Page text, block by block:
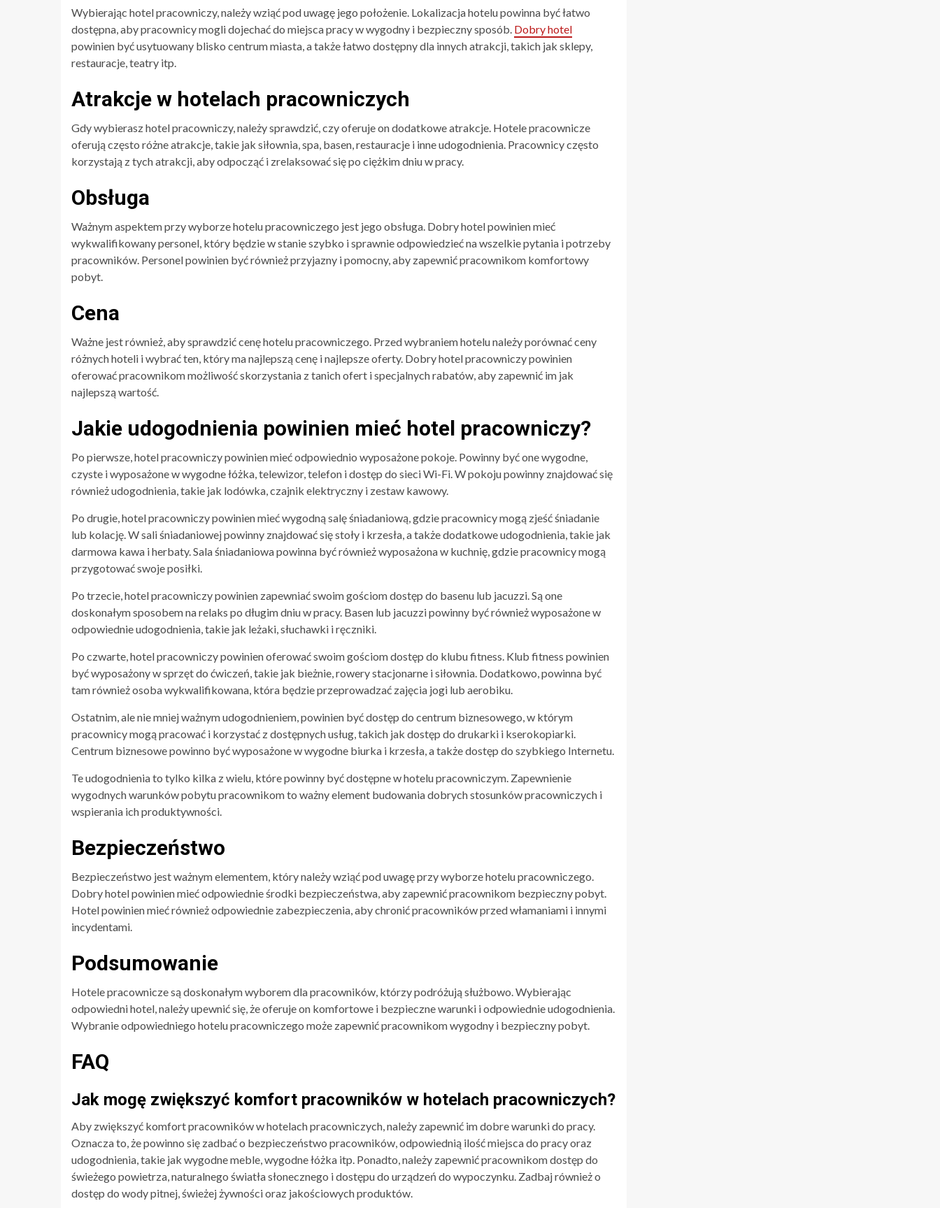
Wybierając hotel pracowniczy, należy wziąć pod uwagę jego położenie. Lokalizacja hotelu powinna być łatwo
dostępna, aby pracownicy mogli dojechać do miejsca pracy w wygodny i bezpieczny sposób. Dobry hotel
powinien być usytuowany blisko centrum miasta, a także łatwo dostępny dla innych atrakcji, takich jak sklepy,
restauracje, teatry itp.
Atrakcje w hotelach pracowniczych
Gdy wybierasz hotel pracowniczy, należy sprawdzić, czy oferuje on dodatkowe atrakcje. Hotele pracownicze
oferują często różne atrakcje, takie jak siłownia, spa, basen, restauracje i inne udogodnienia. Pracownicy często
korzystają z tych atrakcji, aby odpocząć i zrelaksować się po ciężkim dniu w pracy.
Obsługa
Ważnym aspektem przy wyborze hotelu pracowniczego jest jego obsługa. Dobry hotel powinien mieć
wykwalifikowany personel, który będzie w stanie szybko i sprawnie odpowiedzieć na wszelkie pytania i potrzeby
pracowników. Personel powinien być również przyjazny i pomocny, aby zapewnić pracownikom komfortowy
pobyt.
Cena
Ważne jest również, aby sprawdzić cenę hotelu pracowniczego. Przed wybraniem hotelu należy porównać ceny
różnych hoteli i wybrać ten, który ma najlepszą cenę i najlepsze oferty. Dobry hotel pracowniczy powinien
oferować pracownikom możliwość skorzystania z tanich ofert i specjalnych rabatów, aby zapewnić im jak
najlepszą wartość.
Jakie udogodnienia powinien mieć hotel pracowniczy?
Po pierwsze, hotel pracowniczy powinien mieć odpowiednio wyposażone pokoje. Powinny być one wygodne,
czyste i wyposażone w wygodne łóżka, telewizor, telefon i dostęp do sieci Wi-Fi. W pokoju powinny znajdować się
również udogodnienia, takie jak lodówka, czajnik elektryczny i zestaw kawowy.
Po drugie, hotel pracowniczy powinien mieć wygodną salę śniadaniową, gdzie pracownicy mogą zjeść śniadanie
lub kolację. W sali śniadaniowej powinny znajdować się stoły i krzesła, a także dodatkowe udogodnienia, takie jak
darmowa kawa i herbaty. Sala śniadaniowa powinna być również wyposażona w kuchnię, gdzie pracownicy mogą
przygotować swoje posiłki.
Po trzecie, hotel pracowniczy powinien zapewniać swoim gościom dostęp do basenu lub jacuzzi. Są one
doskonałym sposobem na relaks po długim dniu w pracy. Basen lub jacuzzi powinny być również wyposażone w
odpowiednie udogodnienia, takie jak leżaki, słuchawki i ręczniki.
Po czwarte, hotel pracowniczy powinien oferować swoim gościom dostęp do klubu fitness. Klub fitness powinien
być wyposażony w sprzęt do ćwiczeń, takie jak bieżnie, rowery stacjonarne i siłownia. Dodatkowo, powinna być
tam również osoba wykwalifikowana, która będzie przeprowadzać zajęcia jogi lub aerobiku.
Ostatnim, ale nie mniej ważnym udogodnieniem, powinien być dostęp do centrum biznesowego, w którym
pracownicy mogą pracować i korzystać z dostępnych usług, takich jak dostęp do drukarki i kserokopiarki.
Centrum biznesowe powinno być wyposażone w wygodne biurka i krzesła, a także dostęp do szybkiego Internetu.
Te udogodnienia to tylko kilka z wielu, które powinny być dostępne w hotelu pracowniczym. Zapewnienie
wygodnych warunków pobytu pracownikom to ważny element budowania dobrych stosunków pracowniczych i
wspierania ich produktywności.
Bezpieczeństwo
Bezpieczeństwo jest ważnym elementem, który należy wziąć pod uwagę przy wyborze hotelu pracowniczego.
Dobry hotel powinien mieć odpowiednie środki bezpieczeństwa, aby zapewnić pracownikom bezpieczny pobyt.
Hotel powinien mieć również odpowiednie zabezpieczenia, aby chronić pracowników przed włamaniami i innymi
incydentami.
Podsumowanie
Hotele pracownicze są doskonałym wyborem dla pracowników, którzy podróżują służbowo. Wybierając
odpowiedni hotel, należy upewnić się, że oferuje on komfortowe i bezpieczne warunki i odpowiednie udogodnienia.
Wybranie odpowiedniego hotelu pracowniczego może zapewnić pracownikom wygodny i bezpieczny pobyt.
FAQ
Jak mogę zwiększyć komfort pracowników w hotelach pracowniczych?
Aby zwiększyć komfort pracowników w hotelach pracowniczych, należy zapewnić im dobre warunki do pracy.
Oznacza to, że powinno się zadbać o bezpieczeństwo pracowników, odpowiednią ilość miejsca do pracy oraz
udogodnienia, takie jak wygodne meble, wygodne łóżka itp. Ponadto, należy zapewnić pracownikom dostęp do
świeżego powietrza, naturalnego światła słonecznego i dostępu do urządzeń do wypoczynku. Zadbaj również o
dostęp do wody pitnej, świeżej żywności oraz jakościowych produktów.